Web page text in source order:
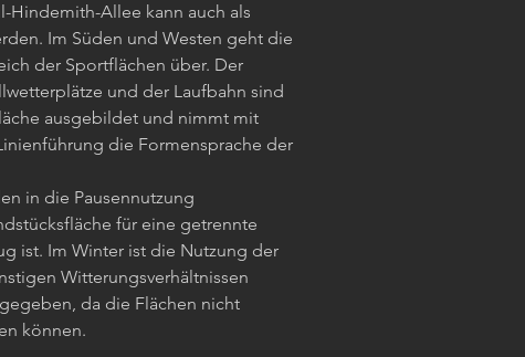
Hindemith-Allee kann auch als
Im Süden und Westen geht die
der Sportflächen über. Der
und der Laufbahn sind
ausgebildet und nimmt mit
die Formensprache der
in die Pausennutzung
für eine getrennte
ist. Im Winter ist die Nutzung der
Witterungsverhältnissen
da die Flächen nicht
können.